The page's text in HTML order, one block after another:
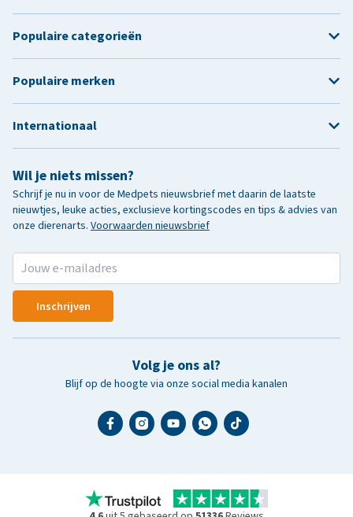
Wil je niets missen?
Schrijf je nu in voor de Medpets nieuwsbrief met daarin de laatste
nieuwtjes, leuke acties, exclusieve kortingscodes en tips & advies van
onze dierenarts. Voorwaarden nieuwsbrief
Inschrijven
Volg je ons al?
Blijf op de hoogte via onze social media kanalen
Populaire categorieën
Populaire merken
Internationaal